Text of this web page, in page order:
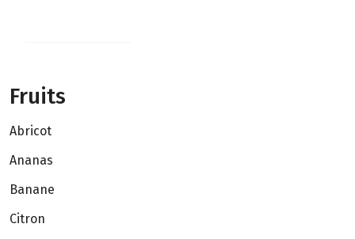
Fruits
Abricot
Ananas
Banane
Citron